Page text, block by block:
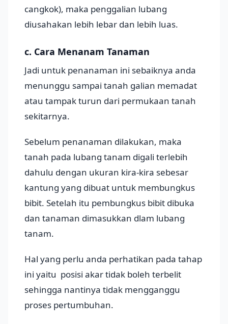
cangkok), maka penggalian lubang
diusahakan lebih lebar dan lebih luas.
c. Cara Menanam Tanaman
Jadi untuk penanaman ini sebaiknya anda
menunggu sampai tanah galian memadat
atau tampak turun dari permukaan tanah
sekitarnya.
Sebelum penanaman dilakukan, maka
tanah pada lubang tanam digali terlebih
dahulu dengan ukuran kira-kira sebesar
kantung yang dibuat untuk membungkus
bibit. Setelah itu pembungkus bibit dibuka
dan tanaman dimasukkan dlam lubang
tanam.
Hal yang perlu anda perhatikan pada tahap
ini yaitu posisi akar tidak boleh terbelit
sehingga nantinya tidak mengganggu
proses pertumbuhan.